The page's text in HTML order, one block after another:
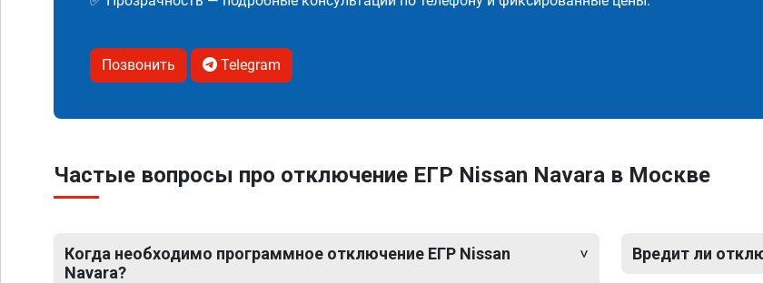
Позвонить Telegram
Частые вопросы про отключение ЕГР Nissan Navara в Москве
Когда необходимо программное отключение ЕГР Nissan
Navara?
Вредит ли